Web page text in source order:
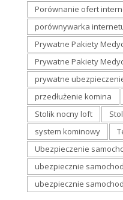
Porównanie ofert
porównywarka
Prywatne Pakiety
Prywatne Pakiety
prywatne
przedłużenie komina
Stolik nocny loft
system kominowy
Ubezpieczenie
ubezpiecznie
ubezpiecznie